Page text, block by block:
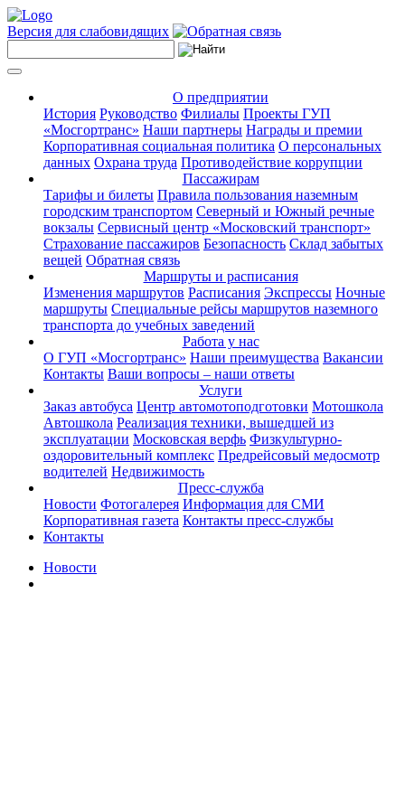
Версия для слабовидящих
О предприятии
История Руководство Филиалы Проекты ГУП
«Мосгортранс» Наши партнеры Награды и премии
Корпоративная социальная политика О персональных
данных Охрана труда Противодействие коррупции
Пассажирам
Тарифы и билеты Правила пользования наземным
городским транспортом Северный и Южный речные
вокзалы Сервисный центр «Московский транспорт»
Страхование пассажиров Безопасность Склад забытых
вещей Обратная связь
Маршруты и расписания
Изменения маршрутов Расписания Экспрессы Ночные
маршруты Специальные рейсы маршрутов наземного
транспорта до учебных заведений
Работа у нас
О ГУП «Мосгортранс» Наши преимущества Вакансии
Контакты Ваши вопросы – наши ответы
Услуги
Заказ автобуса Центр автомотоподготовки Мотошкола
Автошкола Реализация техники, вышедшей из
эксплуатации Московская верфь Физкультурно-
оздоровительный комплекс Предрейсовый медосмотр
водителей Недвижимость
Пресс-служба
Новости Фотогалерея Информация для СМИ
Корпоративная газета Контакты пресс-службы
Контакты
Новости